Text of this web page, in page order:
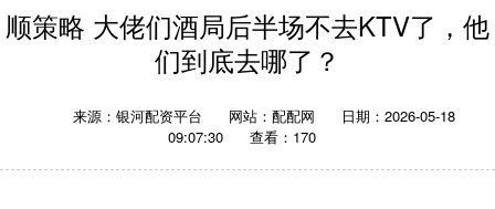
顺策略 大佬们酒局后半场不去KTV了，他
们到底去哪了？
来源：银河配资平台 网站：配配网
日期：2026-05-18
09:07:30
查看：170